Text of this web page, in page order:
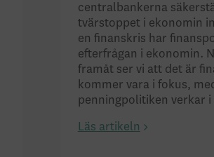
centralbankerna
tvärstoppet i ekonomin
en finanskris har
efterfrågan i ekonomin.
framåt ser vi att det är
kommer vara i fokus,
penningpolitiken verkar i
Läs artikeln